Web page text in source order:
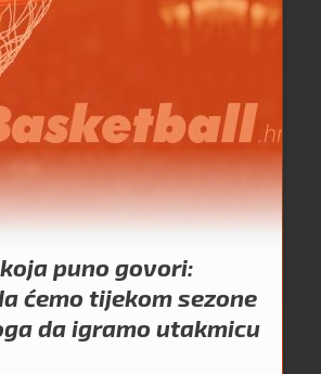
puno govori:
ćemo tijekom sezone
da igramo utakmicu